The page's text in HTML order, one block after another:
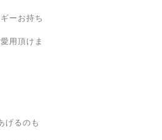
ーお持ち
用頂けま
げるのも